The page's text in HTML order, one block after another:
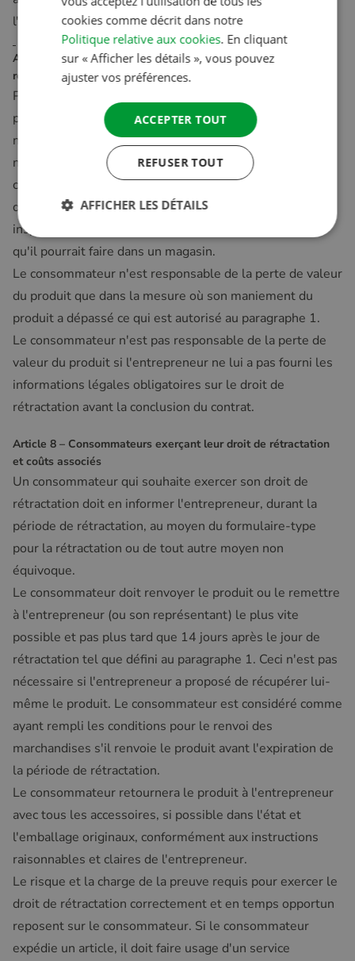
l'information.
Article 7 – Obligations du consommateur durant la période de
rétractation
Pendant cette période le consommateur traitera le
produit et l'emballage avec soin. Il ne déballera ou
n'utilisera le produit que dans la mesure où cela est
nécessaire pour pouvoir apprécier la nature, les
caractéristiques et l'efficacité du produit. Le principe est
que le consommateur peut uniquement manipuler et
inspecter le produit dans des conditions similaires à ce
qu'il pourrait faire dans un magasin.
Le consommateur n'est responsable de la perte de valeur
du produit que dans la mesure où son maniement du
produit a dépassé ce qui est autorisé au paragraphe 1.
Le consommateur n'est pas responsable de la perte de
valeur du produit si l'entrepreneur ne lui a pas fourni les
informations légales obligatoires sur le droit de
rétractation avant la conclusion du contrat.
Article 8 – Consommateurs exerçant leur droit de rétractation
et coûts associés
Un consommateur qui souhaite exercer son droit de
rétractation doit en informer l'entrepreneur, durant la
période de rétractation, au moyen du formulaire-type
pour la rétractation ou de tout autre moyen non
équivoque.
Le consommateur doit renvoyer le produit ou le remettre
à l'entrepreneur (ou son représentant) le plus vite
possible et pas plus tard que 14 jours après le jour de
rétractation tel que défini au paragraphe 1. Ceci n'est pas
nécessaire si l'entrepreneur a proposé de récupérer lui-
même le produit. Le consommateur est considéré comme
ayant rempli les conditions pour le renvoi des
marchandises s'il renvoie le produit avant l'expiration de
la période de rétractation.
Le consommateur retournera le produit à l'entrepreneur
avec tous les accessoires, si possible dans l'état et
l'emballage originaux, conformément aux instructions
raisonnables et claires de l'entrepreneur.
Le risque et la charge de la preuve requis pour exercer le
droit de rétractation correctement et en temps opportun
reposent sur le consommateur. Si le consommateur
expédie un article, il doit faire usage d'un service
cookies comme décrit dans notre
Politique relative aux cookies. En cliquant
sur « Afficher les détails », vous pouvez
ajuster vos préférences.
ACCEPTER TOUT
REFUSER TOUT
AFFICHER LES DÉTAILS